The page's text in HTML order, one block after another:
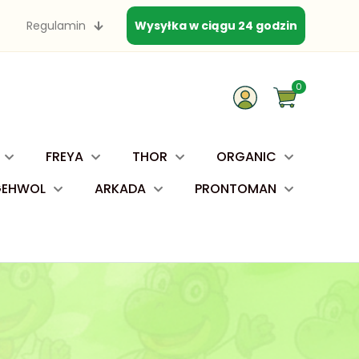
Regulamin Wysyłka w ciągu 24 godzin
0
FREYA THOR
ORGANIC
ARKADA PRONTOMAN